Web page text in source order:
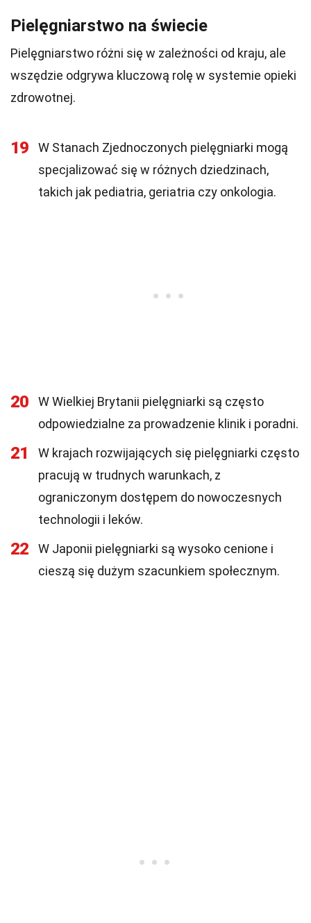
Pielęgniarstwo na świecie
Pielęgniarstwo różni się w zależności od kraju, ale
wszędzie odgrywa kluczową rolę w systemie opieki
zdrowotnej.
19
W Stanach Zjednoczonych pielęgniarki mogą
specjalizować się w różnych dziedzinach,
takich jak pediatria, geriatria czy onkologia.
20
W Wielkiej Brytanii pielęgniarki są często
odpowiedzialne za prowadzenie klinik i poradni.
21
W krajach rozwijających się pielęgniarki często
pracują w trudnych warunkach, z
ograniczonym dostępem do nowoczesnych
technologii i leków.
22
W Japonii pielęgniarki są wysoko cenione i
cieszą się dużym szacunkiem społecznym.